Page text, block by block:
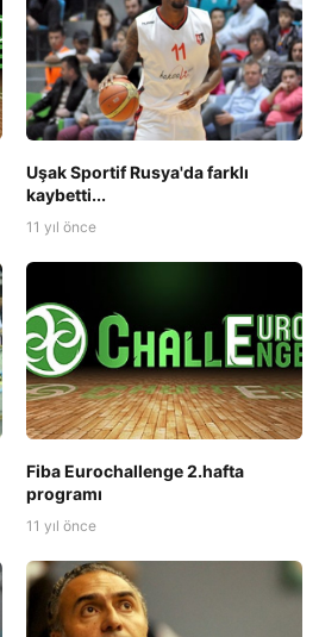
Uşak Sportif Rusya'da farklı
kaybetti...
11 yıl önce
Fiba Eurochallenge 2.hafta
programı
11 yıl önce